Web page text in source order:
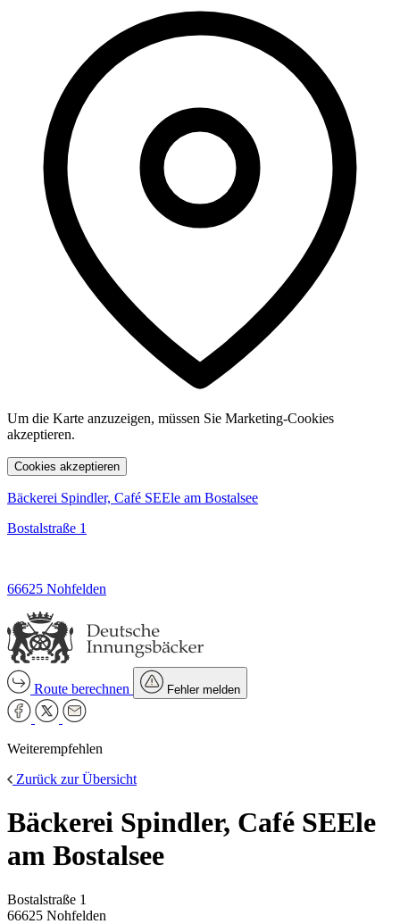
Um die Karte anzuzeigen, müssen Sie Marketing-Cookies
akzeptieren.
Cookies akzeptieren
Bäckerei Spindler, Café SEEle am Bostalsee
Bostalstraße 1
66625 Nohfelden
Route berechnen Fehler melden
Weiterempfehlen
Zurück zur Übersicht
Bäckerei Spindler, Café SEEle
am Bostalsee
Bostalstraße 1
66625 Nohfelden